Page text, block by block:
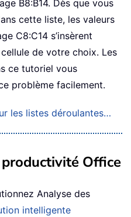
B8:B14. Dès que vous
cette liste, les valeurs
C8:C14 s’insèrent
de votre choix. Les
ce tutoriel vous
problème facilement.
les listes déroulantes…
Office
Analyse des
intelligente